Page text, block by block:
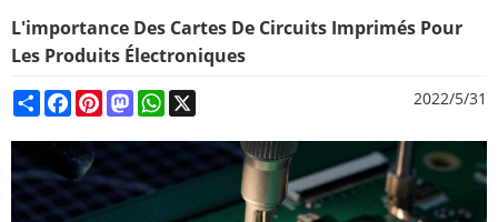
L'importance Des Cartes De Circuits Imprimés Pour
Les Produits Électroniques
ShareFacebook
PinterestMastodonWhatsApp 2022/5/31